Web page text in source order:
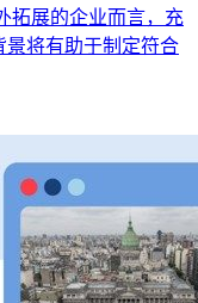
拓展的企业而言，充
景将有助于制定符合